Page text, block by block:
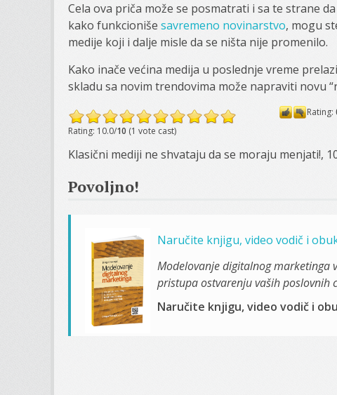
Cela ova priča može se posmatrati i sa te strane
kako funkcioniše savremeno novinarstvo, mogu
medije koji i dalje misle da se ništa nije promenilo.
Kako inače većina medija u poslednje vreme
skladu sa novim trendovima može napraviti novu
Rating: 10.0/10 (1 vote cast)
Rating:
Klasični mediji ne shvataju da se moraju menjati!,
Povoljno!
Naručite knjigu, video vodič i
Modelovanje digitalnog marketinga
pristupa ostvarenju vaših poslovnih
Naručite knjigu, video vodič i